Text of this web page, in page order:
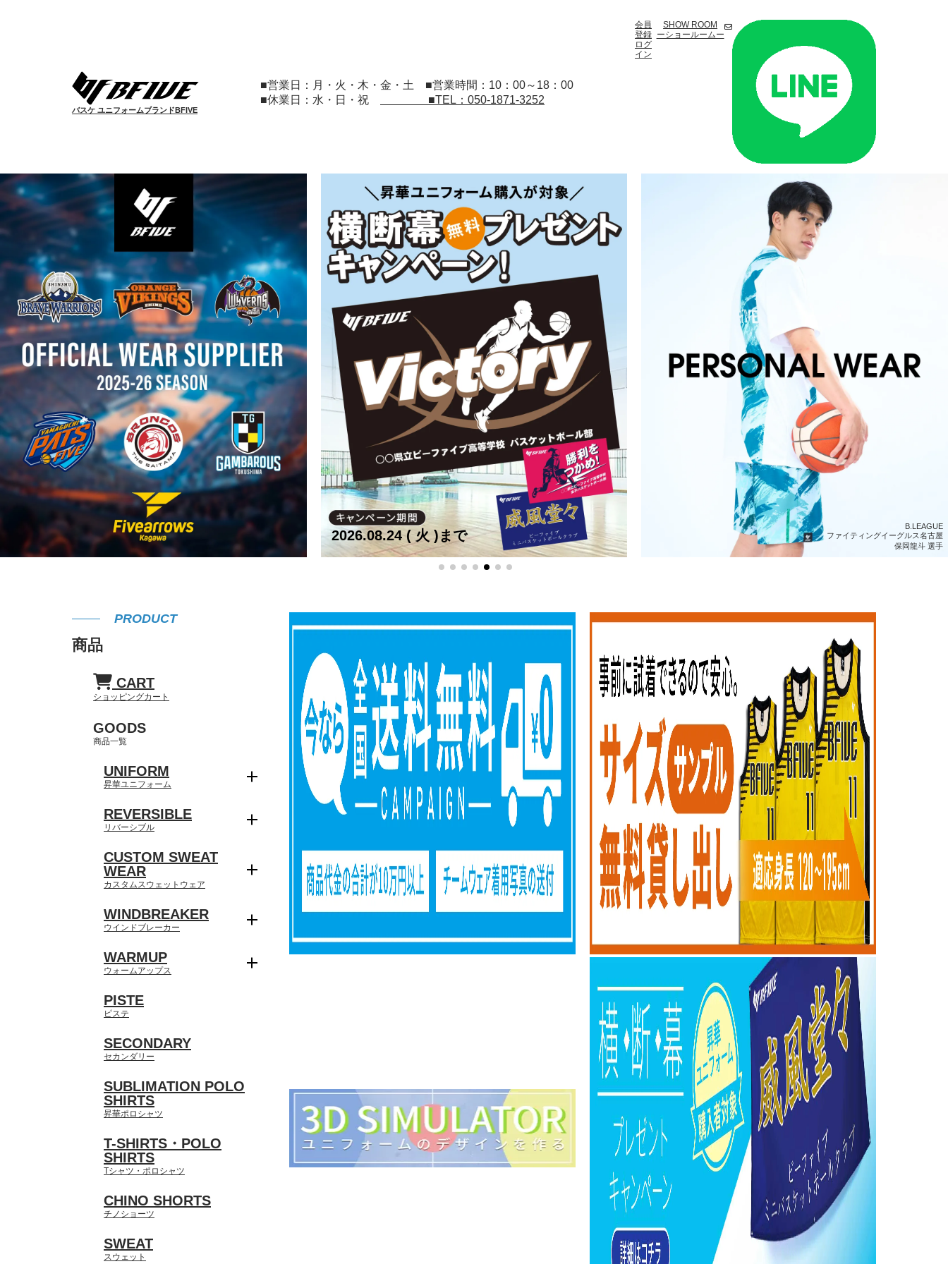
バスケ ユニフォームブランドBFIVE
■営業日：月・火・木・金・土 ■営業時間：10：00～18：00
■休業日：水・日・祝
■TEL：050-1871-3252
会員
登録
ログ
イン
SHOW ROOM
ーショールームー
2026.08.24 ( 火 )まで
B.LEAGUE
ファイティングイーグルス名古屋
保岡龍斗 選手
PRODUCT
商品
CART
ショッピングカート
GOODS
商品一覧
UNIFORM
昇華ユニフォーム
REVERSIBLE
リバーシブル
CUSTOM SWEAT
WEAR
カスタムスウェットウェア
WINDBREAKER
ウインドブレーカー
WARMUP
ウォームアップス
PISTE
ピステ
SECONDARY
セカンダリー
SUBLIMATION POLO
SHIRTS
昇華ポロシャツ
T-SHIRTS・POLO
SHIRTS
Tシャツ・ポロシャツ
CHINO SHORTS
チノショーツ
SWEAT
スウェット